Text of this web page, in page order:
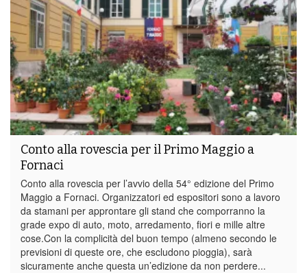
Conto alla rovescia per il Primo Maggio a
Fornaci
Conto alla rovescia per l’avvio della 54° edizione del Primo
Maggio a Fornaci. Organizzatori ed espositori sono a lavoro
da stamani per approntare gli stand che comporranno la
grade expo di auto, moto, arredamento, fiori e mille altre
cose.Con la complicità del buon tempo (almeno secondo le
previsioni di queste ore, che escludono pioggia), sarà
sicuramente anche questa un’edizione da non perdere...